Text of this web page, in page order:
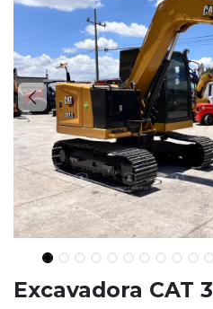
Excavadora CAT